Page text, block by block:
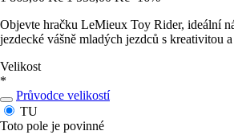
Objevte hračku LeMieux Toy Rider, ideální
jezdecké vášně mladých jezdců s kreativitou
Velikost
*
Průvodce velikostí
TU
Toto pole je povinné